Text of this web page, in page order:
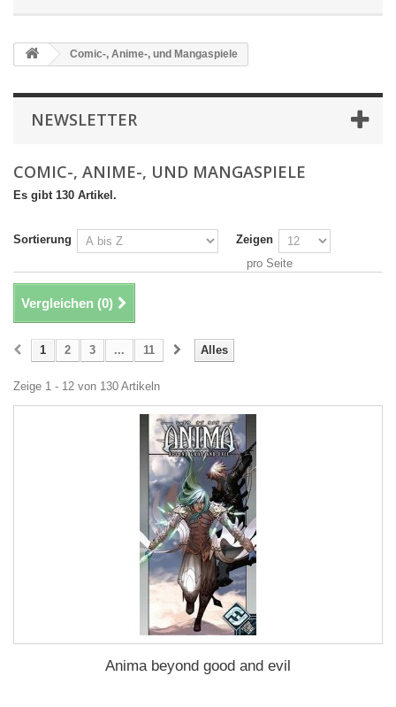
Comic-, Anime-, und Mangaspiele
NEWSLETTER
COMIC-, ANIME-, UND MANGASPIELE
Es gibt 130 Artikel.
Sortierung
Zeigen
pro Seite
Vergleichen (0)
Alles
1 2 3 ... 11
Zeige 1 - 12 von 130 Artikeln
Anima beyond good and evil